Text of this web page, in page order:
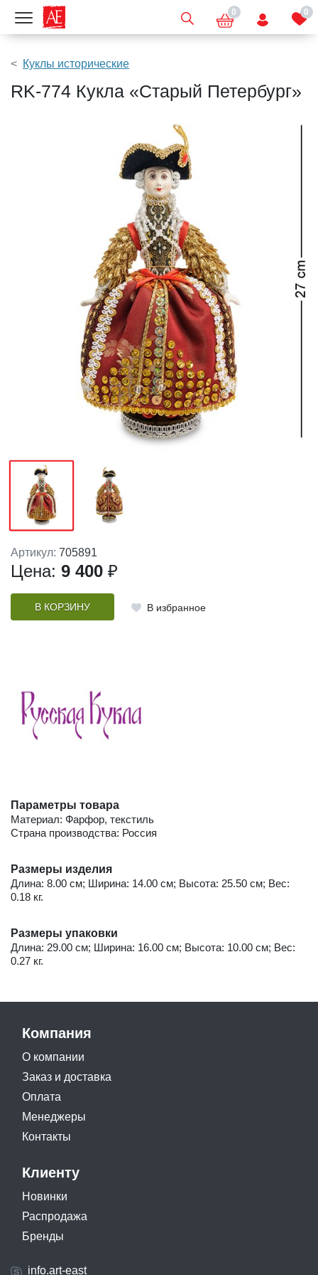
Показать меню 0 0
Куклы исторические
RK-774 Кукла «Старый Петербург»
Артикул: 705891
Цена: 9 400 ₽
В КОРЗИНУ В избранное
Параметры товара
Материал: Фарфор, текстиль
Страна производства: Россия
Размеры изделия
Длина: 8.00 см; Ширина: 14.00 см; Высота: 25.50 см; Вес:
0.18 кг.
Размеры упаковки
Длина: 29.00 см; Ширина: 16.00 см; Высота: 10.00 см; Вес:
0.27 кг.
Компания
О компании
Заказ и доставка
Оплата
Менеджеры
Контакты
Клиенту
Новинки
Распродажа
Бренды
info.art-east